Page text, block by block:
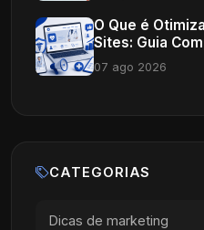
O Que é
Sites: Guia
Consultórios
07 ago 2026
CATEGORIAS
Dicas de marketing